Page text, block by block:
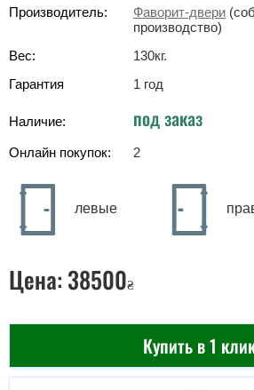
Производитель:
Фаворит-двери
производство)
Вес:
130кг.
Гарантия
1 год
Наличие: под заказ
Онлайн покупок: 2
левые
Цена: 38500₴
Купить в 1